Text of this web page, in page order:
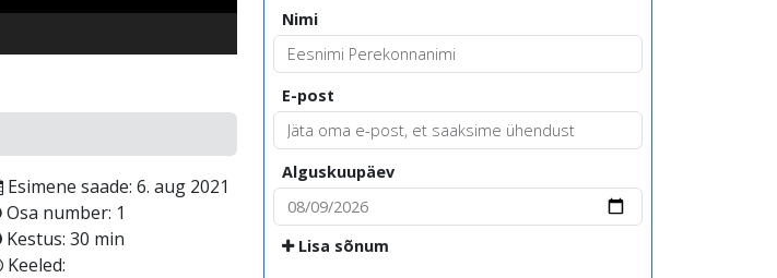
Esimene saade: 6. aug 2021
Osa number: 1
Kestus: 30 min
Keeled:
Nimi
E-post
Alguskuupäev
Lisa sõnum